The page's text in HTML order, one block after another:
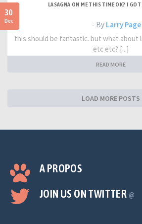
30
Dec
LASAGNA ON ME THIS TIME OK? I
- By Larry Page
this should be fantastic. but what about
etc etc? [...]
READ MORE
LOAD MORE POSTS
A PROPOS
JOIN US ON TWITTER @